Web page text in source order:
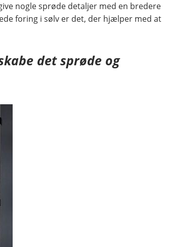
nogle sprøde detaljer med en bredere
foring i sølv er det, der hjælper med at
det sprøde og